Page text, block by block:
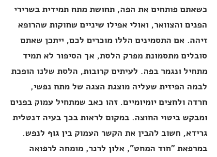
כשאתם פותחים את הפה, תחושת מתח תמידית בשרירי
הפנים והצוואר, ואולי אפילו שיניים שחוקות שהרופא
זיהה. אם התסמינים הללו מוכרים לכם, ייתכן שאתם
סובלים מתסמונת מפרק הלסת, אך הסיפור לא תמיד
מתחיל ונגמר בפה. לעיתים קרובות, הלסת שלנו הופכת
לבמה הפיזית שעליה מוצגת הצגה של מתח נפשי,
חרדה ולחצים יומיומיים. זהו כאב שמתחיל עמוק בפנים
ומבקש ביטוי החוצה. במקום לראות בכך בעיה דנטלית
גרידא, חשוב להבין את הקשר העמוק בין גוף לנפש.
במרפאת "חוד המחט", אלון לרנר, מומחה לרפואה